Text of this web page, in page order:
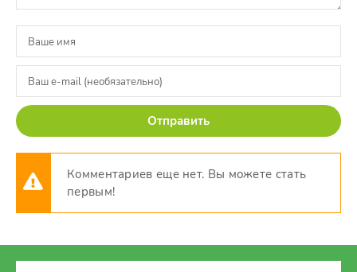
Отправить
Комментариев еще нет. Вы можете стать
первым!